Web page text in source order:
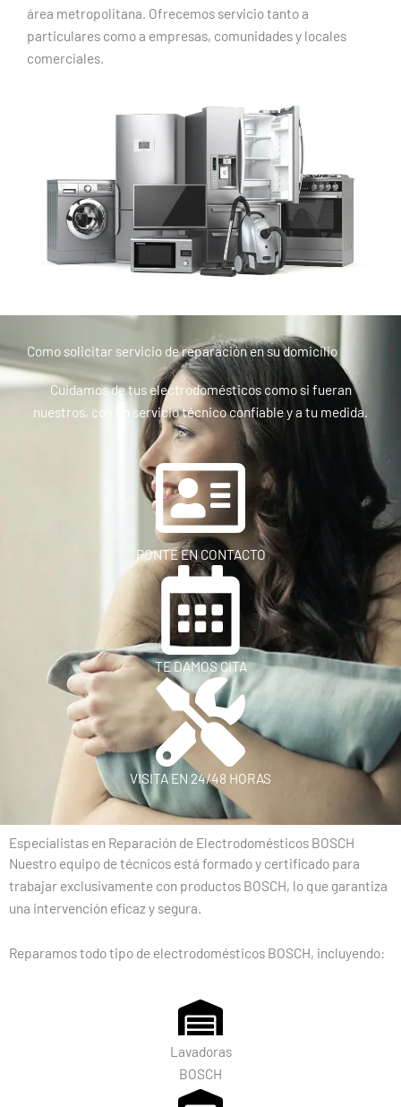
área metropolitana. Ofrecemos servicio tanto a
particulares como a empresas, comunidades y locales
comerciales.
Como solicitar servicio de reparación en su domicilio
Cuidamos de tus electrodomésticos como si fueran
nuestros, con un servicio técnico confiable y a tu medida.
PONTE EN CONTACTO
TE DAMOS CITA
VISITA EN 24/48 HORAS
Especialistas en Reparación de Electrodomésticos BOSCH
Nuestro equipo de técnicos está formado y certificado para
trabajar exclusivamente con productos BOSCH, lo que garantiza
una intervención eficaz y segura.
Reparamos todo tipo de electrodomésticos BOSCH, incluyendo:
Lavadoras
BOSCH